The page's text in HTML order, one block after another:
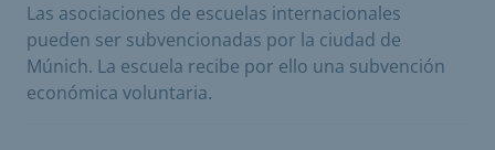
Las asociaciones de escuelas internacionales
pueden ser subvencionadas por la ciudad de
Múnich. La escuela recibe por ello una subvención
económica voluntaria.